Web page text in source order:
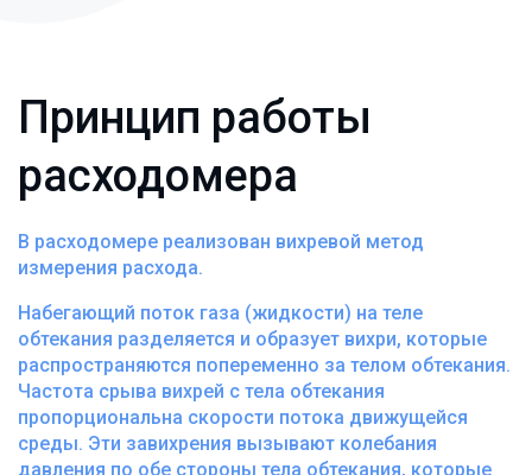
Принцип работы
расходомера
В расходомере реализован вихревой метод
измерения расхода.
Набегающий поток газа (жидкости) на теле
обтекания разделяется и образует вихри, которые
распространяются попеременно за телом обтекания.
Частота срыва вихрей с тела обтекания
пропорциональна скорости потока движущейся
среды. Эти завихрения вызывают колебания
давления по обе стороны тела обтекания, которые